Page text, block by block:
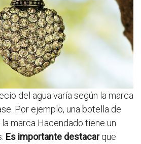
del agua varía según la marca
Por ejemplo, una botella de
marca Hacendado tiene un
Es importante destacarque